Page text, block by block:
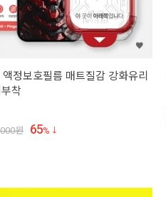
정보호필름 매트질감 강화유리
착
원 65%